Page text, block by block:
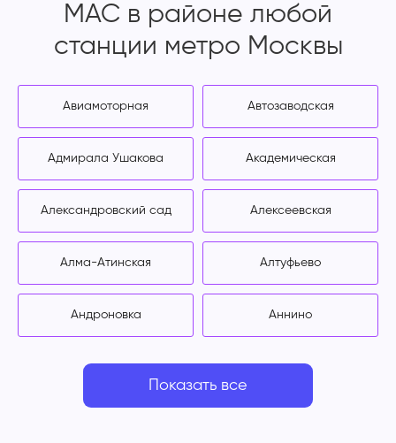
MAC в районе любой
станции метро Москвы
Авиамоторная Автозаводская
Адмирала Ушакова Академическая
Александровский сад Алексеевская
Алма-Атинская Алтуфьево
Андроновка Аннино
Показать все